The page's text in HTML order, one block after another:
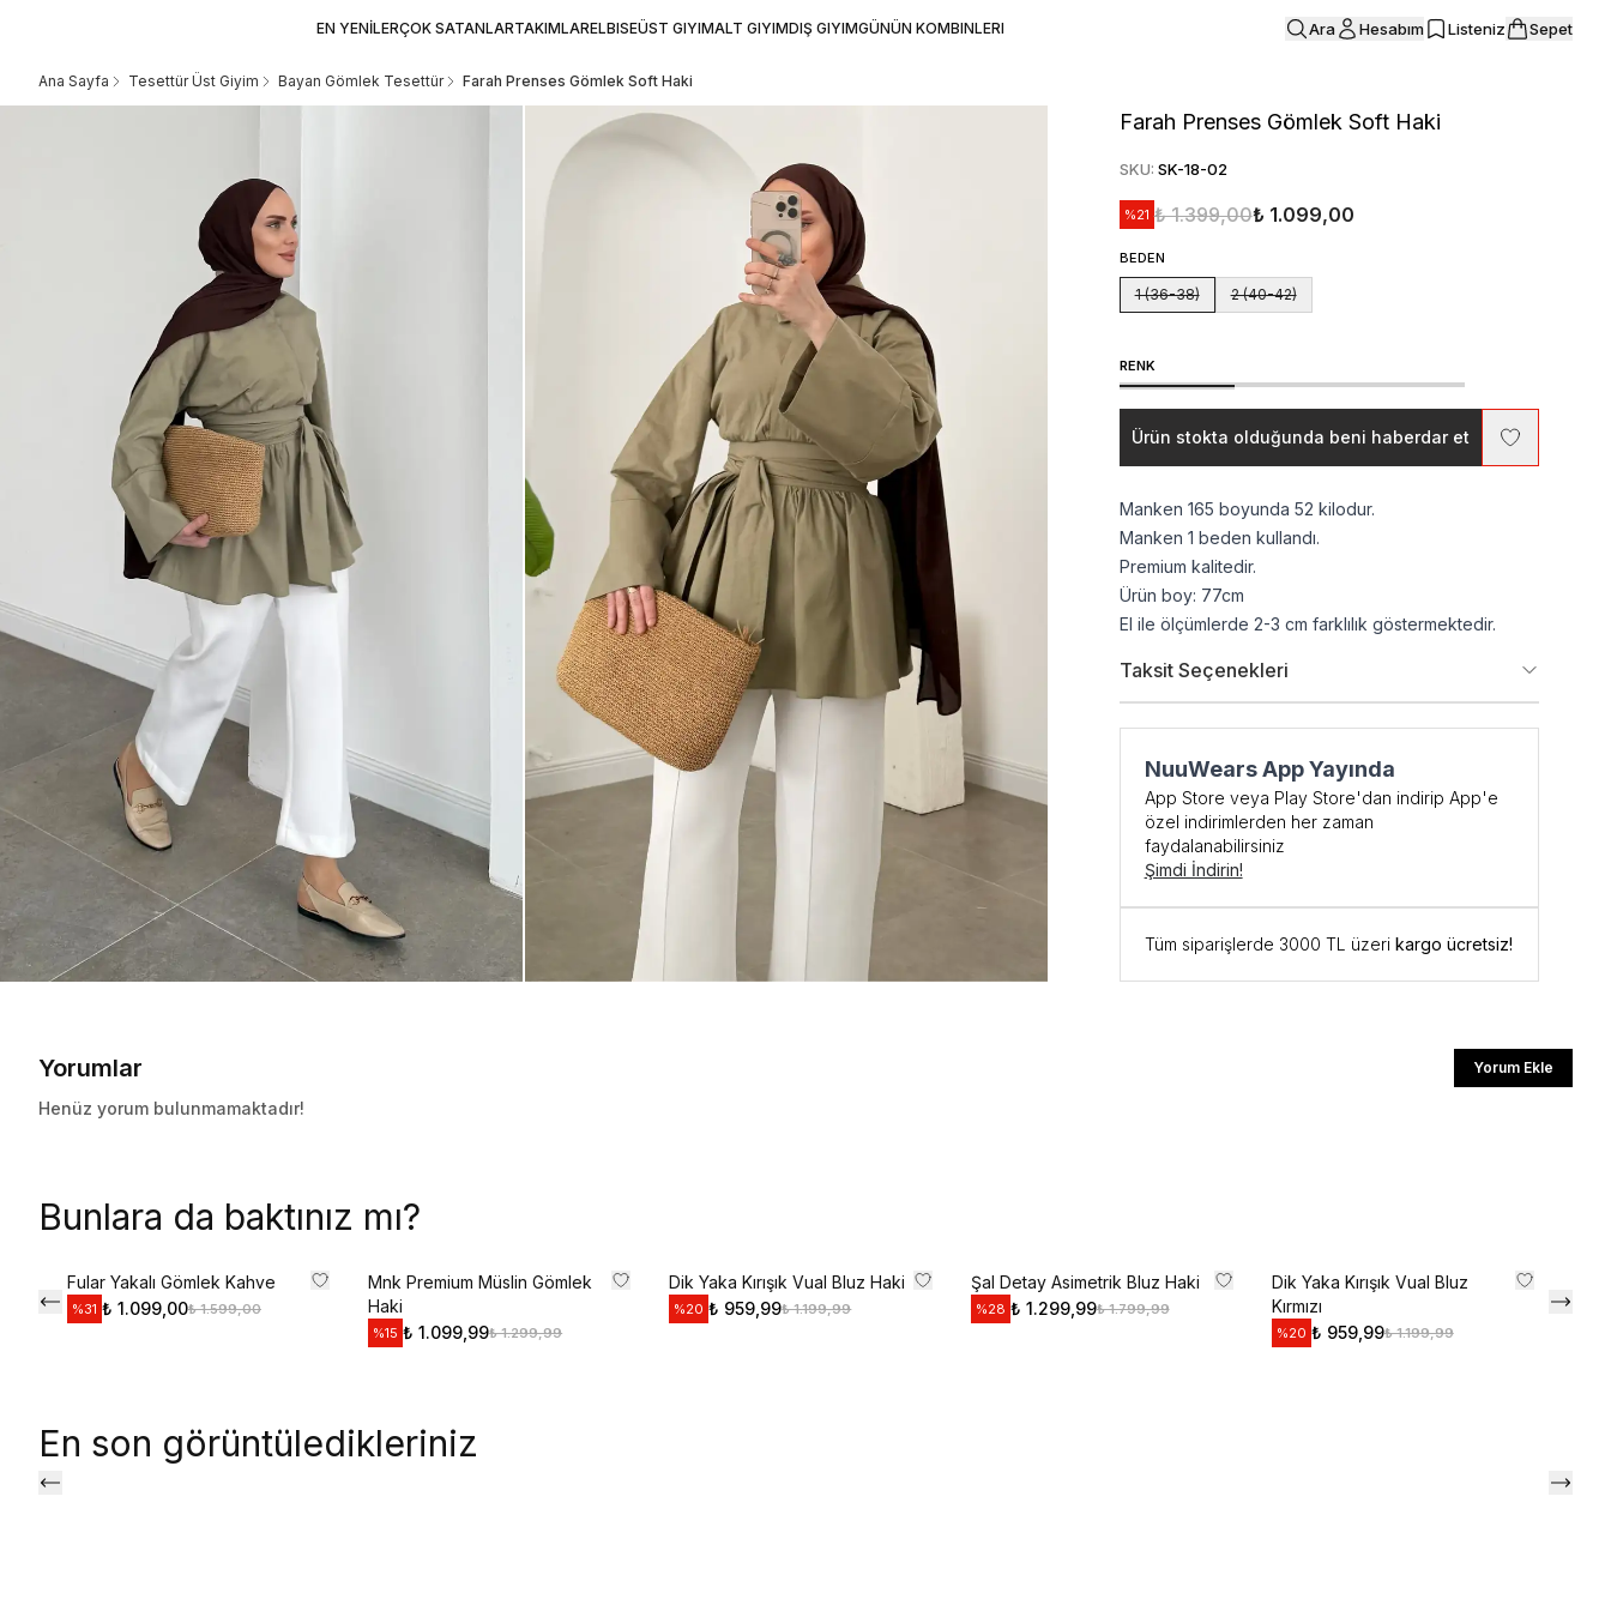
EN YENİLERÇOK SATANLARTAKIMLARELBISEÜST GIYIMALT GIYIMDIŞ GIYIMGÜNÜN KOMBINLERI Ara Hesabım Listeniz Sepet
Ana Sayfa Tesettür Üst Giyim Bayan Gömlek Tesettür Farah Prenses Gömlek Soft Haki
Farah Prenses Gömlek Soft Haki
SKU: SK-18-02
%21 ₺ 1.399,00₺ 1.099,00
BEDEN
1 (36-38) 2 (40-42)
RENK
Ürün stokta olduğunda beni haberdar et
Manken 165 boyunda 52 kilodur.
Manken 1 beden kullandı.
Premium kalitedir.
Ürün boy: 77cm
El ile ölçümlerde 2-3 cm farklılık göstermektedir.
Taksit Seçenekleri
NuuWears App Yayında
App Store veya Play Store'dan indirip App'e
özel indirimlerden her zaman
faydalanabilirsiniz
Şimdi İndirin!
Tüm siparişlerde 3000 TL üzeri kargo ücretsiz!
Yorumlar Yorum Ekle
Henüz yorum bulunmamaktadır!
Bunlara da baktınız mı?
Fular Yakalı Gömlek Kahve
%31 ₺ 1.099,00₺ 1.599,00
Mnk Premium Müslin Gömlek
Haki
%15 ₺ 1.099,99₺ 1.299,99
Dik Yaka Kırışık Vual Bluz Haki
%20 ₺ 959,99₺ 1.199,99
Şal Detay Asimetrik Bluz Haki
%28 ₺ 1.299,99₺ 1.799,99
Dik Yaka Kırışık Vual Bluz
Kırmızı
%20 ₺ 959,99₺ 1.199,99
En son görüntüledikleriniz
İlk Siparişe Özel
%10 İNDİRİM
İlk siparişte %10 indirim kodunu öğrenmek ve
size özel teklifler için kaydolun.